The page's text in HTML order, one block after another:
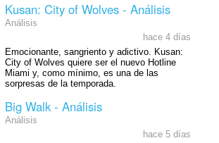
Kusan: City of Wolves - Análisis
Análisis
hace 4 días
Emocionante, sangriento y adictivo. Kusan:
City of Wolves quiere ser el nuevo Hotline
Miami y, como mínimo, es una de las
sorpresas de la temporada.
Big Walk - Análisis
Análisis
hace 5 días